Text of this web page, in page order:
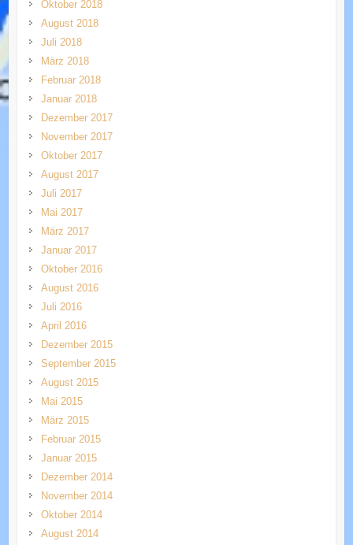
Oktober 2018
August 2018
Juli 2018
März 2018
Februar 2018
Januar 2018
Dezember 2017
November 2017
Oktober 2017
August 2017
Juli 2017
Mai 2017
März 2017
Januar 2017
Oktober 2016
August 2016
Juli 2016
April 2016
Dezember 2015
September 2015
August 2015
Mai 2015
März 2015
Februar 2015
Januar 2015
Dezember 2014
November 2014
Oktober 2014
August 2014